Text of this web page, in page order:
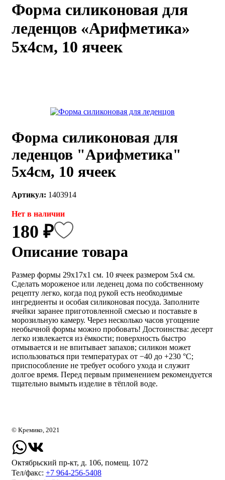
Мастер-
классы
Форма силиконовая для
леденцов «Арифметика»
5х4см, 10 ячеек
Форма силиконовая для
леденцов "Арифметика"
5х4см, 10 ячеек
Артикул: 1403914
Нет в наличии
180 ₽
Описание товара
Размер формы 29х17х1 см. 10 ячеек размером 5х4 см.
Сделать мороженое или леденец дома по собственному
рецепту легко, когда под рукой есть необходимые
ингредиенты и особая силиконовая посуда. Заполните
ячейки заранее приготовленной смесью и поставьте в
морозильную камеру. Через несколько часов угощение
необычной формы можно пробовать! Достоинства: десерт
легко извлекается из ёмкости; поверхность быстро
отмывается и не впитывает запахов; силикон может
использоваться при температурах от −40 до +230 °C;
приспособление не требует особого ухода и служит
долгое время. Перед первым применением рекомендуется
тщательно вымыть изделие в тёплой воде.
© Кремико, 2021
Октябрьский пр-кт, д. 106, помещ. 1072
Тел/факс: +7 964-256-5408